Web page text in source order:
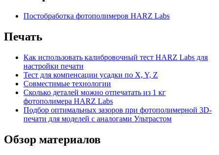
Постобработка фотополимеров HARZ Labs
Печать
Как использовать калибровочный тест HARZ Labs для
настройки печати
Тест для компенсации усадки по X, Y, Z
Совместимые технологии
Сколько деталей можно отпечатать из 1 кг
фотополимера HARZ Labs
Подбор оптимальных зазоров при фотополимерной 3D-
печати для моделей с аналогами Ультрастом
Обзор материалов